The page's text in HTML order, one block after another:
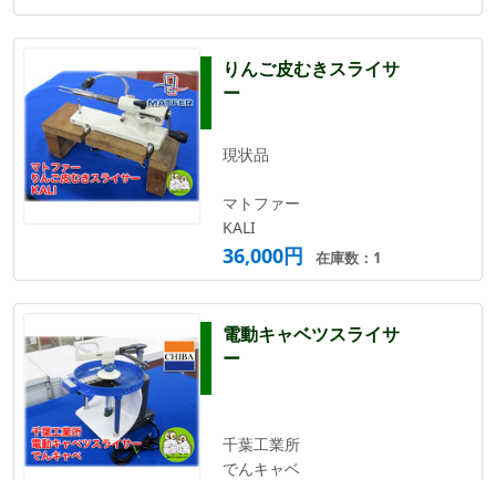
りんご皮むきスライサ
ー
現状品
マトファー
KALI
36,000円 在庫数：1
電動キャベツスライサ
ー
千葉工業所
でんキャベ